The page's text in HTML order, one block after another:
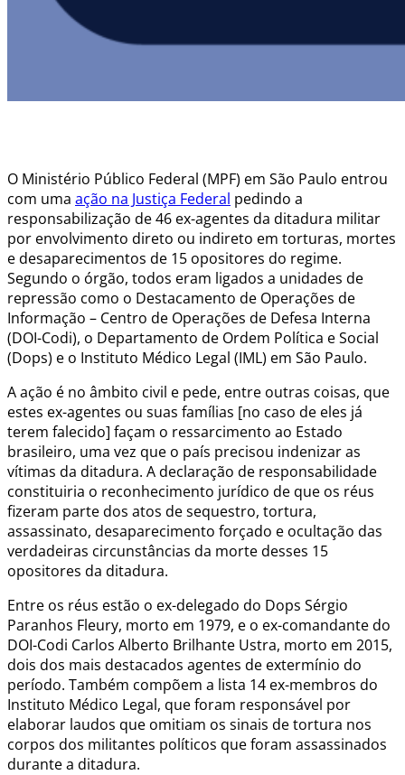
O Ministério Público Federal (MPF) em São Paulo entrou
com uma ação na Justiça Federal pedindo a
responsabilização de 46 ex-agentes da ditadura militar
por envolvimento direto ou indireto em torturas, mortes
e desaparecimentos de 15 opositores do regime.
Segundo o órgão, todos eram ligados a unidades de
repressão como o Destacamento de Operações de
Informação – Centro de Operações de Defesa Interna
(DOI-Codi), o Departamento de Ordem Política e Social
(Dops) e o Instituto Médico Legal (IML) em São Paulo.
A ação é no âmbito civil e pede, entre outras coisas, que
estes ex-agentes ou suas famílias [no caso de eles já
terem falecido] façam o ressarcimento ao Estado
brasileiro, uma vez que o país precisou indenizar as
vítimas da ditadura. A declaração de responsabilidade
constituiria o reconhecimento jurídico de que os réus
fizeram parte dos atos de sequestro, tortura,
assassinato, desaparecimento forçado e ocultação das
verdadeiras circunstâncias da morte desses 15
opositores da ditadura.
Entre os réus estão o ex-delegado do Dops Sérgio
Paranhos Fleury, morto em 1979, e o ex-comandante do
DOI-Codi Carlos Alberto Brilhante Ustra, morto em 2015,
dois dos mais destacados agentes de extermínio do
período. Também compõem a lista 14 ex-membros do
Instituto Médico Legal, que foram responsável por
elaborar laudos que omitiam os sinais de tortura nos
corpos dos militantes políticos que foram assassinados
durante a ditadura.